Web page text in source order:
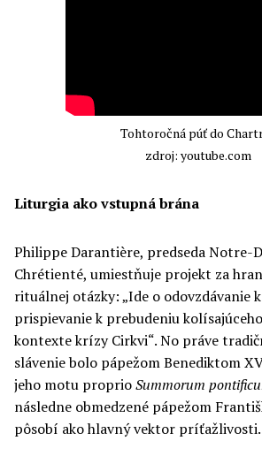
Tohtoročná púť do
zdroj: youtube.com
Liturgia ako vstupná brána
Philippe Darantière, predseda Notre-
Chrétienté, umiestňuje projekt za
rituálnej otázky: „Ide o odovzdávanie
prispievanie k prebudeniu
kontexte krízy Cirkvi“. No práve
slávenie bolo pápežom Benediktom
jeho motu proprioSummorum
následne obmedzené pápežom
pôsobí ako hlavný vektor príťažlivosti.